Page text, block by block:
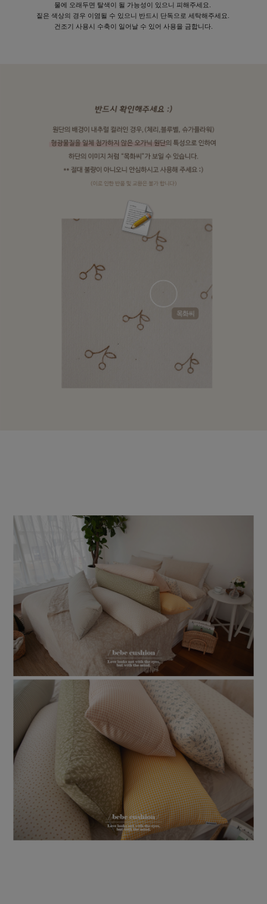
물에 오래두면 탈색이 될 가능성이 있으니 피해주세요.
짙은 색상의 경우 이염될 수 있으니 반드시 단독으로 세탁해주세요.
건조기 사용시 수축이 일어날 수 있어 사용을 금합니다.